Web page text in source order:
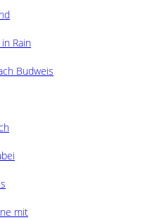
Rain
Budweis
mit